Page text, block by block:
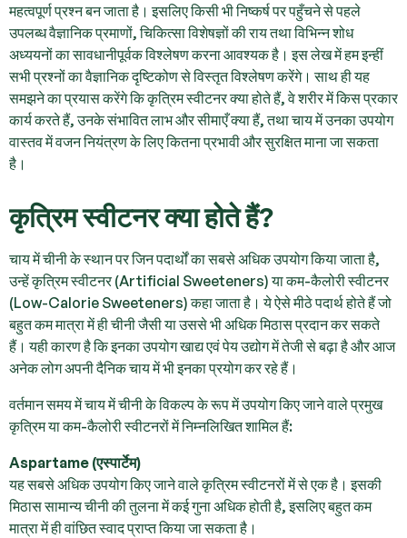
महत्वपूर्ण प्रश्न बन जाता है। इसलिए किसी भी निष्कर्ष पर पहुँचने से पहले
उपलब्ध वैज्ञानिक प्रमाणों, चिकित्सा विशेषज्ञों की राय तथा विभिन्न शोध
अध्ययनों का सावधानीपूर्वक विश्लेषण करना आवश्यक है। इस लेख में हम इन्हीं
सभी प्रश्नों का वैज्ञानिक दृष्टिकोण से विस्तृत विश्लेषण करेंगे। साथ ही यह
समझने का प्रयास करेंगे कि कृत्रिम स्वीटनर क्या होते हैं, वे शरीर में किस प्रकार
कार्य करते हैं, उनके संभावित लाभ और सीमाएँ क्या हैं, तथा चाय में उनका उपयोग
वास्तव में वजन नियंत्रण के लिए कितना प्रभावी और सुरक्षित माना जा सकता
है।
कृत्रिम स्वीटनर क्या होते हैं?
चाय में चीनी के स्थान पर जिन पदार्थों का सबसे अधिक उपयोग किया जाता है,
उन्हें कृत्रिम स्वीटनर (Artificial Sweeteners) या कम-कैलोरी स्वीटनर
(Low-Calorie Sweeteners) कहा जाता है। ये ऐसे मीठे पदार्थ होते हैं जो
बहुत कम मात्रा में ही चीनी जैसी या उससे भी अधिक मिठास प्रदान कर सकते
हैं। यही कारण है कि इनका उपयोग खाद्य एवं पेय उद्योग में तेजी से बढ़ा है और आज
अनेक लोग अपनी दैनिक चाय में भी इनका प्रयोग कर रहे हैं।
वर्तमान समय में चाय में चीनी के विकल्प के रूप में उपयोग किए जाने वाले प्रमुख
कृत्रिम या कम-कैलोरी स्वीटनरों में निम्नलिखित शामिल हैं:
Aspartame (एस्पार्टेम)
यह सबसे अधिक उपयोग किए जाने वाले कृत्रिम स्वीटनरों में से एक है। इसकी
मिठास सामान्य चीनी की तुलना में कई गुना अधिक होती है, इसलिए बहुत कम
मात्रा में ही वांछित स्वाद प्राप्त किया जा सकता है।